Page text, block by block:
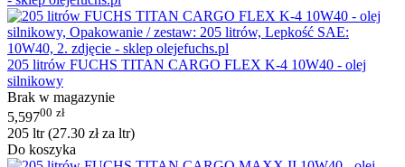
205 litrów FUCHS TITAN CARGO FLEX K-4 10W40 - olej
silnikowy
Brak w magazynie
5,59700 zł
205 ltr (27.30 złza ltr)
Do koszyka